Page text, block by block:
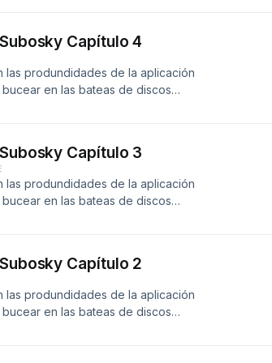
Capítulo 4
las produndidades de la aplicación
en las bateas de discos
PlayList
Capítulo 3
las produndidades de la aplicación
en las bateas de discos
escucharemos a Ruth Brown
Capítulo 2
las produndidades de la aplicación
en las bateas de discos